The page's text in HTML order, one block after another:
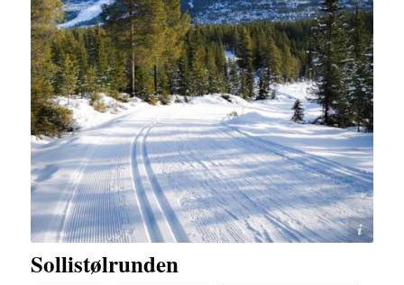
Lars Storheim
Sollistølrunden